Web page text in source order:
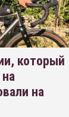
который
на